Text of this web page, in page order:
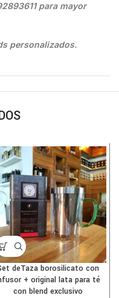
para mayor
personalizados.
deTaza borosilicato con
+ original lata para té
con blend exclusivo